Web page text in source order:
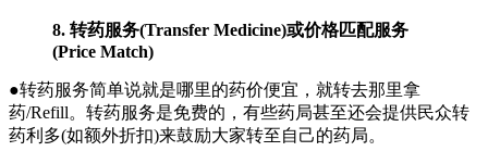
8. 转药服务(Transfer Medicine)或价格匹配服务
(Price Match)
●转药服务简单说就是哪里的药价便宜，就转去那里拿
药/Refill。转药服务是免费的，有些药局甚至还会提供民众转
药利多(如额外折扣)来鼓励大家转至自己的药局。